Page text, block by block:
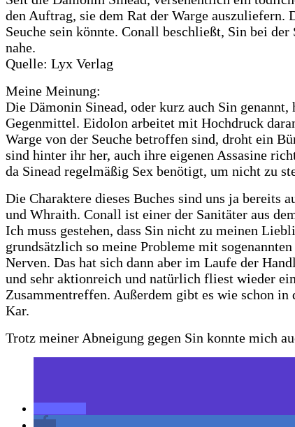
den Auftrag, sie dem Rat der Warge
Seuche sein könnte. Conall beschließt, Sin bei
nahe.
Quelle: Lyx Verlag
Meine Meinung:
Die Dämonin Sinead, oder kurz auch Sin
Gegenmittel. Eidolon arbeitet mit Hochdruck
Warge von der Seuche betroffen sind, droht ein
sind hinter ihr her, auch ihre eigenen Assasine
da Sinead regelmäßig Sex benötigt, um nicht zu
Die Charaktere dieses Buches sind uns ja bereits
und Whraith. Conall ist einer der Sanitäter aus
Ich muss gestehen, dass Sin nicht zu meinen
grundsätzlich so meine Probleme mit
Nerven. Das hat sich dann aber im Laufe der
und sehr aktionreich und natürlich fliest wieder
Zusammentreffen. Außerdem gibt es wie schon
Kar.
Trotz meiner Abneigung gegen Sin konnte mich